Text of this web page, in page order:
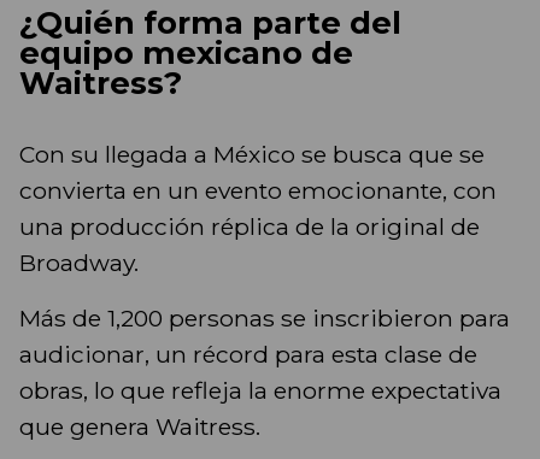
¿Quién forma parte del
equipo mexicano de
Waitress?
Con su llegada a México se busca que se
convierta en un evento emocionante, con
una producción réplica de la original de
Broadway.
Más de 1,200 personas se inscribieron para
audicionar, un récord para esta clase de
obras, lo que refleja la enorme expectativa
que genera Waitress.